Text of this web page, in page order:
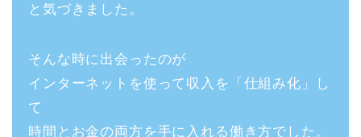
と気づきました。
そんな時に出会ったのが
インターネットを使って収入を「仕組み化」し
て
時間とお金の両方を手に入れる働き方でした。